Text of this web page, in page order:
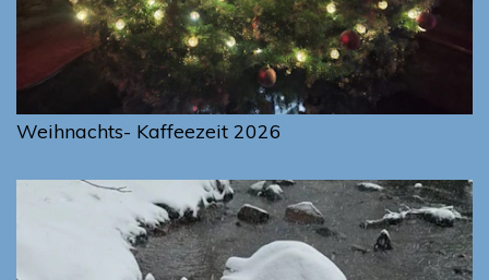
Weihnachts- Kaffeezeit 2026